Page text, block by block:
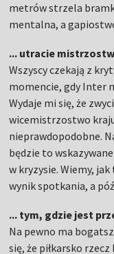
metrów strzela
mentalna, a
... utracie
Wszyscy czekają z
momencie, gdy Inter
Wydaje mi się, że
wicemistrzostwo
nieprawdopodobne.
będzie to
w kryzysie. Wiemy,
wynik spotkania, a
... tym, gdzie jest
Na pewno ma
się, że piłkarsko rzecz